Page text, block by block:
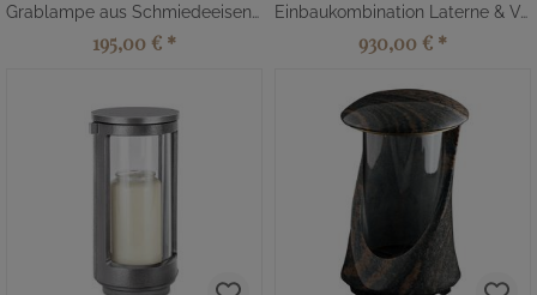
Grablampe aus Schmiedeeisen - groß
195,00 € *
Einbaukombination Laterne & Vase
930,00 € *